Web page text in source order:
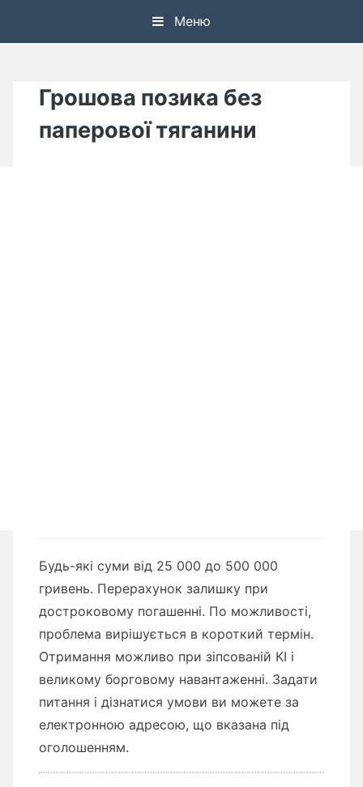
Меню
Грошова позика без
паперової тяганини
Будь-які суми від 25 000 до 500 000
гривень. Перерахунок залишку при
достроковому погашенні. По можливості,
проблема вирішується в короткий термін.
Отримання можливо при зіпсованій КІ і
великому борговому навантаженні. Задати
питання і дізнатися умови ви можете за
електронною адресою, що вказана під
оголошенням.